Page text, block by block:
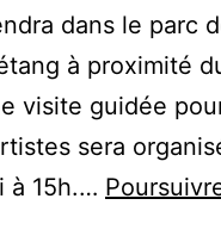
dans le parc
à proximité
visite guidée
sera
à 15h.…